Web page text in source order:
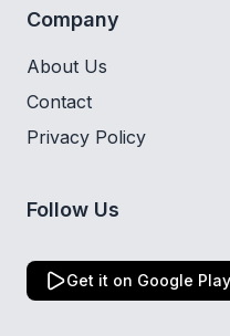
Company
About Us
Contact
Privacy Policy
Follow Us
Get it on Google Play